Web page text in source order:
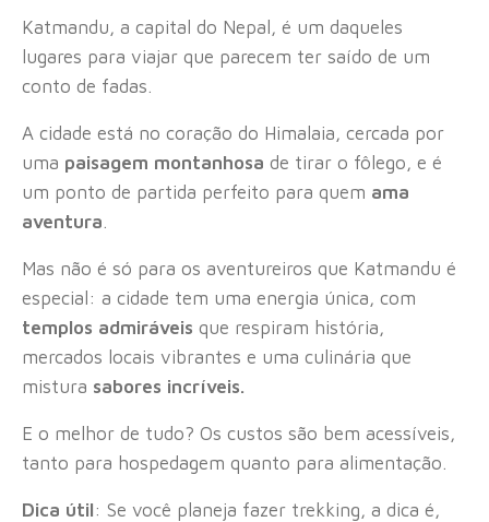
Katmandu, a capital do Nepal, é um daqueles
lugares para viajar que parecem ter saído de um
conto de fadas.
A cidade está no coração do Himalaia, cercada por
uma paisagem montanhosa de tirar o fôlego, e é
um ponto de partida perfeito para quem ama
aventura.
Mas não é só para os aventureiros que Katmandu é
especial: a cidade tem uma energia única, com
templos admiráveis que respiram história,
mercados locais vibrantes e uma culinária que
mistura sabores incríveis.
E o melhor de tudo? Os custos são bem acessíveis,
tanto para hospedagem quanto para alimentação.
Dica útil: Se você planeja fazer trekking, a dica é,